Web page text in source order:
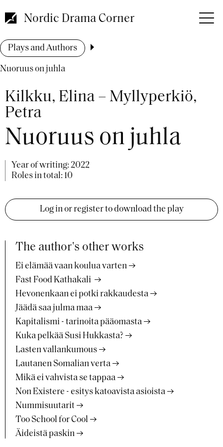
to
main
Nordic Drama Corner
Breadcrumb
Plays and Authors
Nuoruus on juhla
Kilkku, Elina – Myllyperkiö,
Petra
Nuoruus on juhla
Year of writing: 2022
Roles in total: 10
Log in or register to download the play
The author's other works
Ei elämää vaan koulua varten
Fast Food Kathakali
Hevonenkaan ei potki rakkaudesta
Jäädä saa julma maa
Kapitalismi - tarinoita pääomasta
Kuka pelkää Susi Hukkasta?
Lasten vallankumous
Lautanen Somalian verta
Mikä ei vahvista se tappaa
Non Existere - esitys katoavista asioista
Nummisuutarit
Too School for Cool
Äideistä paskin